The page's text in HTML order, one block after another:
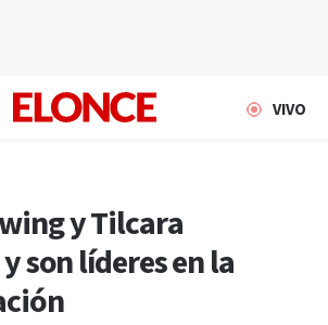
VIVO
y Tilcara
son líderes en la